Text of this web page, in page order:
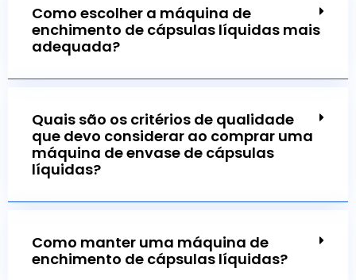
Como escolher a máquina de
enchimento de cápsulas líquidas mais
adequada?
Quais são os critérios de qualidade
que devo considerar ao comprar uma
máquina de envase de cápsulas
líquidas?
Como manter uma máquina de
enchimento de cápsulas líquidas?